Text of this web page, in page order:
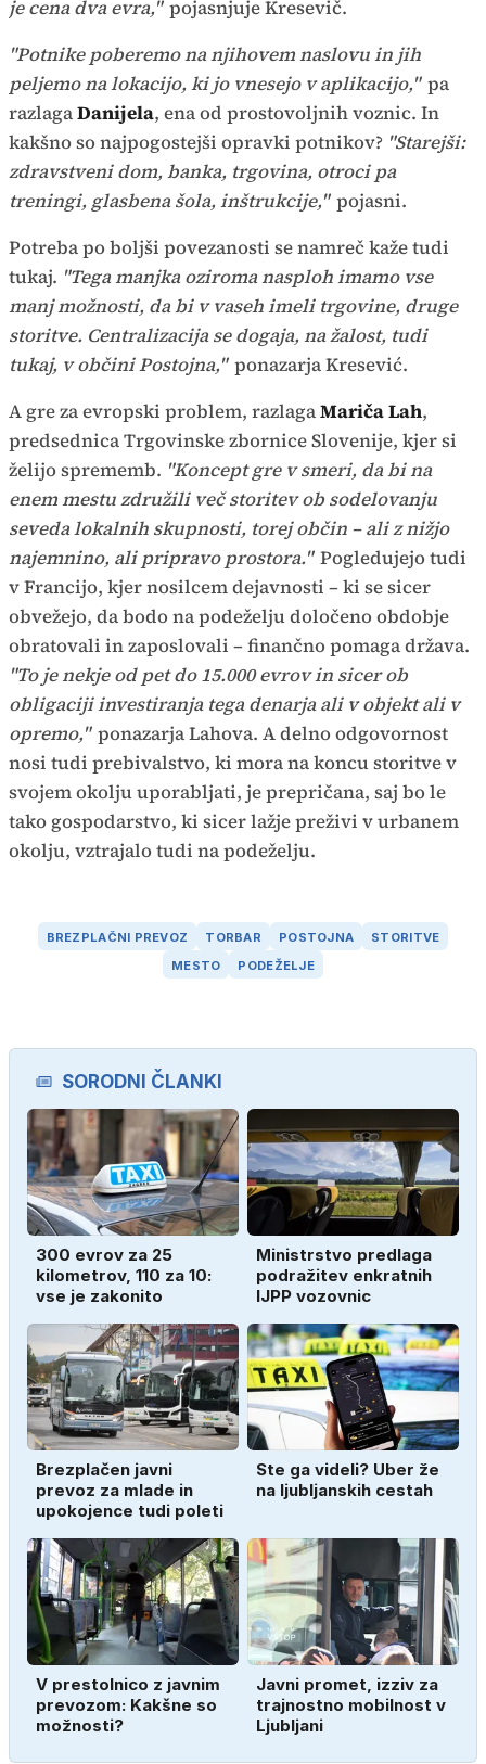
je cena dva evra," pojasnjuje Kresevič.
"Potnike poberemo na njihovem naslovu in jih
peljemo na lokacijo, ki jo vnesejo v aplikacijo," pa
razlagaDanijela, ena od prostovoljnih voznic. In
kakšno so najpogostejši opravki potnikov? "Starejši:
zdravstveni dom, banka, trgovina, otroci pa
treningi, glasbena šola, inštrukcije," pojasni.
Potreba po boljši povezanosti se namreč kaže tudi
tukaj. "Tega manjka oziroma nasploh imamo vse
manj možnosti, da bi v vaseh imeli trgovine, druge
storitve. Centralizacija se dogaja, na žalost, tudi
tukaj, v občini Postojna," ponazarja Kresević.
A gre za evropski problem, razlagaMariča Lah,
predsednica Trgovinske zbornice Slovenije, kjer si
želijo sprememb. "Koncept gre v smeri, da bi na
enem mestu združili več storitev ob sodelovanju
seveda lokalnih skupnosti, torej občin – ali z nižjo
najemnino, ali pripravo prostora." Pogledujejo tudi
v Francijo, kjer nosilcem dejavnosti – ki se sicer
obvežejo, da bodo na podeželju določeno obdobje
obratovali in zaposlovali – finančno pomaga država.
"To je nekje od pet do 15.000 evrov in sicer ob
obligaciji investiranja tega denarja ali v objekt ali v
opremo," ponazarja Lahova. A delno odgovornost
nosi tudi prebivalstvo, ki mora na koncu storitve v
svojem okolju uporabljati, je prepričana, saj bo le
tako gospodarstvo, ki sicer lažje preživi v urbanem
okolju, vztrajalo tudi na podeželju.
BREZPLAČNI PREVOZ TORBAR POSTOJNA
STORITVE
MESTO
PODEŽELJE
SORODNI ČLANKI
300 evrov za 25
kilometrov, 110 za 10:
vse je zakonito
Ministrstvo predlaga
podražitev enkratnih
IJPP vozovnic
Brezplačen javni
prevoz za mlade in
upokojence tudi poleti
Ste ga videli? Uber že
na ljubljanskih cestah
V prestolnico z javnim
prevozom: Kakšne so
možnosti?
Javni promet, izziv za
trajnostno mobilnost v
Ljubljani